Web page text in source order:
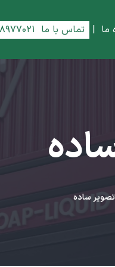
ما | تماس با ما
تصویر ساده